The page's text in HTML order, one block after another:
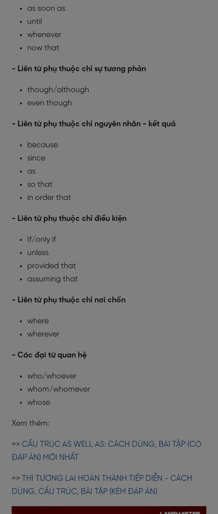
as soon as
until
whenever
now that
- Liên từ phụ thuộc chỉ sự tương phản
though/although
even though
- Liên từ phụ thuộc chỉ nguyên nhân - kết quả
because
since
as
so that
in order that
- Liên từ phụ thuộc chỉ điều kiện
If/only if
unless
provided that
assuming that
- Liên từ phụ thuộc chỉ nơi chốn
where
wherever
- Các đại từ quan hệ
who/whoever
whom/whomever
whose
Xem thêm:
=> CẤU TRÚC AS WELL AS: CÁCH DÙNG, BÀI TẬP (CÓ
ĐÁP ÁN) MỚI NHẤT
=>
THÌ TƯƠNG LAI HOÀN THÀNH TIẾP DIỄN - CÁCH
DÙNG, CẤU TRÚC, BÀI TẬP (KÈM ĐÁP ÁN)